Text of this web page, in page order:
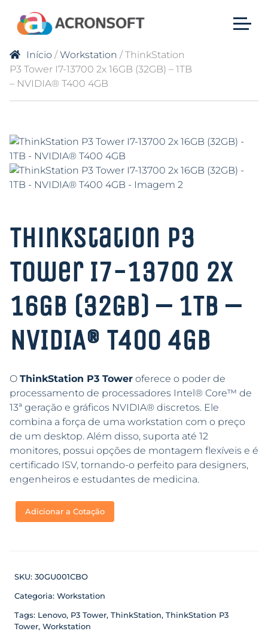
Início /Workstation / ThinkStation
P3 Tower I7-13700 2x 16GB (32GB) – 1TB
– NVIDIA® T400 4GB
ThinkStation P3
Tower I7-13700 2x
16GB (32GB) – 1TB –
NVIDIA® T400 4GB
O ThinkStation P3 Tower oferece o poder de
processamento de processadores Intel® Core™ de
13ª geração e gráficos NVIDIA® discretos. Ele
combina a força de uma workstation com o preço
de um desktop. Além disso, suporta até 12
monitores, possui opções de montagem flexíveis e é
certificado ISV, tornando-o perfeito para designers,
engenheiros e estudantes de medicina.
Adicionar a Cotação
SKU: 30GU001CBO
Categoria: Workstation
Tags: Lenovo, P3 Tower, ThinkStation, ThinkStation P3
Tower, Workstation